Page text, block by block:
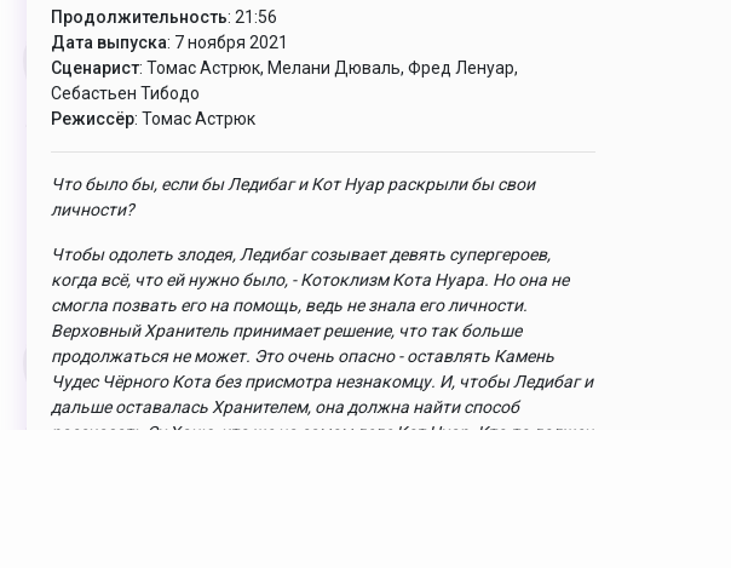
Продолжительность: 21:56
Дата выпуска: 7 ноября 2021
Сценарист: Томас Астрюк, Мелани Дюваль, Фред Ленуар,
Себастьен Тибодо
Режиссёр: Томас Астрюк
Что было бы, если бы Ледибаг и Кот Нуар раскрыли бы свои
личности?
Чтобы одолеть злодея, Ледибаг созывает девять супергероев,
когда всё, что ей нужно было, - Котоклизм Кота Нуара. Но она не
смогла позвать его на помощь, ведь не знала его личности.
Верховный Хранитель принимает решение, что так больше
продолжаться не может. Это очень опасно - оставлять Камень
Чудес Чёрного Кота без присмотра незнакомцу. И, чтобы Ледибаг и
дальше оставалась Хранителем, она должна найти способ
рассказать Су Ханю, кто же на самом деле Кот Нуар. Кто-то должен